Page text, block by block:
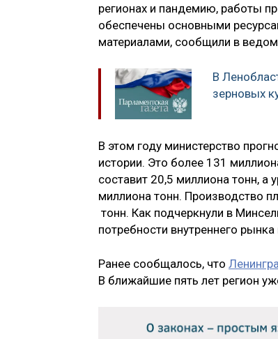
регионах и пандемию, работы
обеспечены основными
материалами, сообщили в
В
зерновых
В этом году министерство
истории. Это более 131
составит 20,5 миллиона тонн,
миллиона тонн. Производство
тонн. Как подчеркнули в
потребности внутреннего
Ранее сообщалось, что
В ближайшие пять лет регион